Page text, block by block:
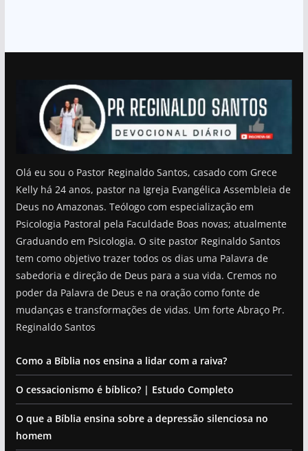
Olá eu sou o Pastor Reginaldo Santos, casado com Grece
Kelly há 24 anos, pastor na Igreja Evangélica Assembleia de
Deus no Amazonas. Teólogo com especialização em
Psicologia Pastoral pela Faculdade Boas novas; atualmente
Graduando em Psicologia. O site pastor Reginaldo Santos
tem como objetivo trazer todos os dias uma Palavra de
sabedoria e direção de Deus para a sua vida. Cremos no
poder da Palavra de Deus e na oração como fonte de
mudanças e transformações de vidas. Um forte Abraço Pr.
Reginaldo Santos
Como a Bíblia nos ensina a lidar com a raiva?
O cessacionismo é bíblico? | Estudo Completo
O que a Bíblia ensina sobre a depressão silenciosa no
homem